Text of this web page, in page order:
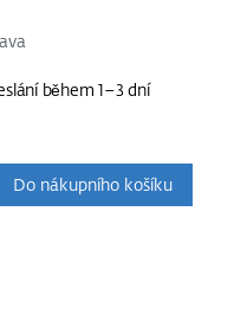
během 1–3 dní
Do nákupního košíku